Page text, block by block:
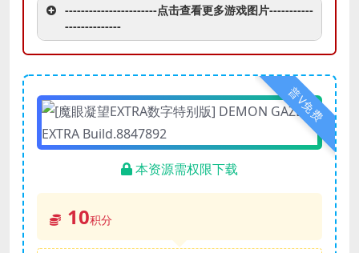
-----------------------点击查看更多游戏图片-----------
--------------
普V免费
本资源需权限下载
10积分